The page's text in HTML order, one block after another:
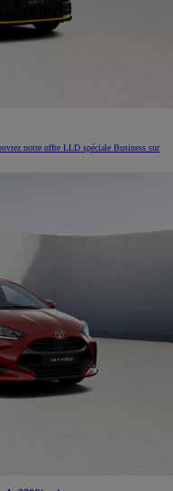
notre offre LLD spéciale Business sur